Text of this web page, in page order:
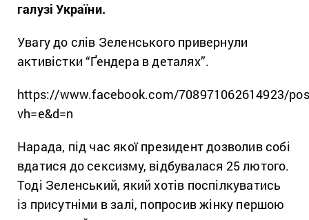
галузі України.
Увагу до слів Зеленського привернули
активістки “Ґендера в деталях”.
https://www.facebook.com/708971062614923/
vh=e&d=n
Нарада, під час якої президент дозволив собі
вдатися до сексизму, відбувалася 25 лютого.
Тоді Зеленський, який хотів поспілкуватись
із присутніми в залі, попросив жінку першою